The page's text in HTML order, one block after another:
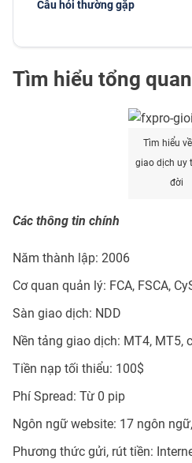
Câu hỏi thường gặp
Tìm hiểu tổng
Tìm hiểu
giao dịch uy
đời
Các thông tin chính
Năm thành lập: 2006
Cơ quan quản lý: FCA, FSCA,
Sàn giao dịch: NDD
Nền tảng giao dịch: MT4, MT5,
Tiền nạp tối thiểu: 100$
Phí Spread: Từ 0 pip
Ngôn ngữ website: 17 ngôn
Phương thức gửi, rút tiền: